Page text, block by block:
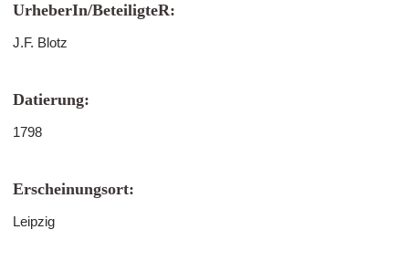
UrheberIn/BeteiligteR:
J.F. Blotz
Datierung:
1798
Erscheinungsort:
Leipzig